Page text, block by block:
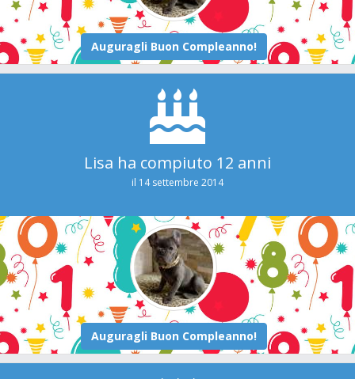
Lisa ha compiuto 12 anni
il 14 settembre 2014